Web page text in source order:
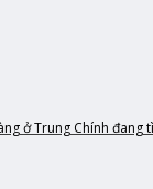
ở Trung Chính đang